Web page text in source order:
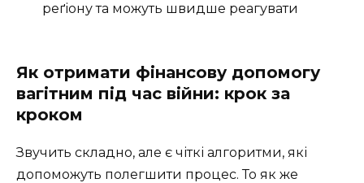
реґіону та можуть швидше реагувати
Як отримати фінансову допомогу
вагітним під час війни: крок за
кроком
Звучить складно, але є чіткі алгоритми, які
допоможуть полегшити процес. То як же